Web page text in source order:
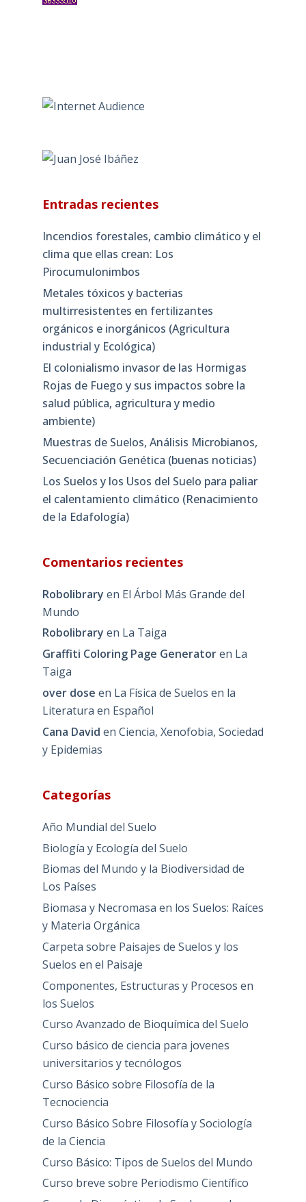
Entradas recientes
Incendios forestales, cambio climático y el
clima que ellas crean: Los
Pirocumulonimbos
Metales tóxicos y bacterias
multirresistentes en fertilizantes
orgánicos e inorgánicos (Agricultura
industrial y Ecológica)
El colonialismo invasor de las Hormigas
Rojas de Fuego y sus impactos sobre la
salud pública, agricultura y medio
ambiente)
Muestras de Suelos, Análisis Microbianos,
Secuenciación Genética (buenas noticias)
Los Suelos y los Usos del Suelo para paliar
el calentamiento climático (Renacimiento
de la Edafología)
Comentarios recientes
Robolibrary en El Árbol Más Grande del
Mundo
Robolibrary en La Taiga
Graffiti Coloring Page Generatoren La
Taiga
over dose en La Física de Suelos en la
Literatura en Español
Cana David en Ciencia, Xenofobia, Sociedad
y Epidemias
Categorías
Año Mundial del Suelo
Biología y Ecología del Suelo
Biomas del Mundo y la Biodiversidad de
Los Países
Biomasa y Necromasa en los Suelos: Raíces
y Materia Orgánica
Carpeta sobre Paisajes de Suelos y los
Suelos en el Paisaje
Componentes, Estructuras y Procesos en
los Suelos
Curso Avanzado de Bioquímica del Suelo
Curso básico de ciencia para jovenes
universitarios y tecnólogos
Curso Básico sobre Filosofía de la
Tecnociencia
Curso Básico Sobre Filosofía y Sociología
de la Ciencia
Curso Básico: Tipos de Suelos del Mundo
Curso breve sobre Periodismo Científico